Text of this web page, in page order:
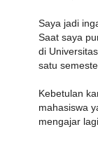
Saya jadi
Saat saya
di
satu
Kebetulan
mahasiswa
mengajar